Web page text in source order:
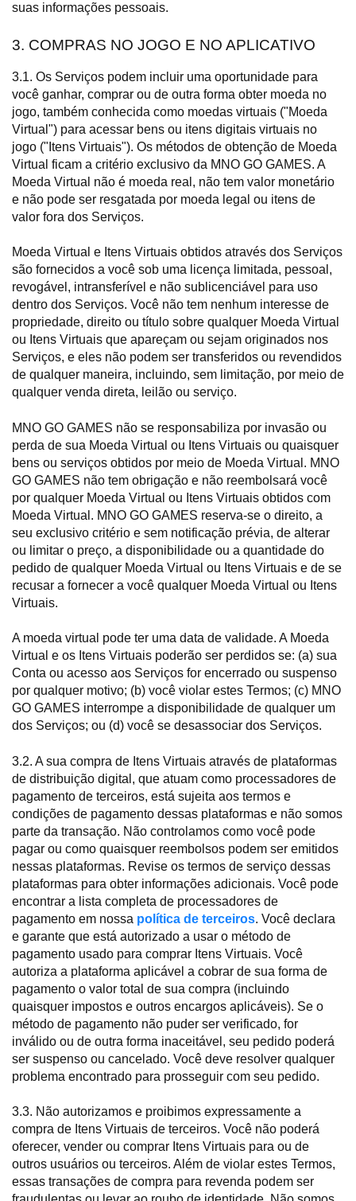
suas informações pessoais.
3. COMPRAS NO JOGO E NO APLICATIVO
3.1. Os Serviços podem incluir uma oportunidade para
você ganhar, comprar ou de outra forma obter moeda no
jogo, também conhecida como moedas virtuais ("Moeda
Virtual") para acessar bens ou itens digitais virtuais no
jogo ("Itens Virtuais"). Os métodos de obtenção de Moeda
Virtual ficam a critério exclusivo da MNO GO GAMES. A
Moeda Virtual não é moeda real, não tem valor monetário
e não pode ser resgatada por moeda legal ou itens de
valor fora dos Serviços.
Moeda Virtual e Itens Virtuais obtidos através dos Serviços
são fornecidos a você sob uma licença limitada, pessoal,
revogável, intransferível e não sublicenciável para uso
dentro dos Serviços. Você não tem nenhum interesse de
propriedade, direito ou título sobre qualquer Moeda Virtual
ou Itens Virtuais que apareçam ou sejam originados nos
Serviços, e eles não podem ser transferidos ou revendidos
de qualquer maneira, incluindo, sem limitação, por meio de
qualquer venda direta, leilão ou serviço.
MNO GO GAMES não se responsabiliza por invasão ou
perda de sua Moeda Virtual ou Itens Virtuais ou quaisquer
bens ou serviços obtidos por meio de Moeda Virtual. MNO
GO GAMES não tem obrigação e não reembolsará você
por qualquer Moeda Virtual ou Itens Virtuais obtidos com
Moeda Virtual. MNO GO GAMES reserva-se o direito, a
seu exclusivo critério e sem notificação prévia, de alterar
ou limitar o preço, a disponibilidade ou a quantidade do
pedido de qualquer Moeda Virtual ou Itens Virtuais e de se
recusar a fornecer a você qualquer Moeda Virtual ou Itens
Virtuais.
A moeda virtual pode ter uma data de validade. A Moeda
Virtual e os Itens Virtuais poderão ser perdidos se: (a) sua
Conta ou acesso aos Serviços for encerrado ou suspenso
por qualquer motivo; (b) você violar estes Termos; (c) MNO
GO GAMES interrompe a disponibilidade de qualquer um
dos Serviços; ou (d) você se desassociar dos Serviços.
3.2. A sua compra de Itens Virtuais através de plataformas
de distribuição digital, que atuam como processadores de
pagamento de terceiros, está sujeita aos termos e
condições de pagamento dessas plataformas e não somos
parte da transação. Não controlamos como você pode
pagar ou como quaisquer reembolsos podem ser emitidos
nessas plataformas. Revise os termos de serviço dessas
plataformas para obter informações adicionais. Você pode
encontrar a lista completa de processadores de
pagamento em nossa política de terceiros. Você declara
e garante que está autorizado a usar o método de
pagamento usado para comprar Itens Virtuais. Você
autoriza a plataforma aplicável a cobrar de sua forma de
pagamento o valor total de sua compra (incluindo
quaisquer impostos e outros encargos aplicáveis). Se o
método de pagamento não puder ser verificado, for
inválido ou de outra forma inaceitável, seu pedido poderá
ser suspenso ou cancelado. Você deve resolver qualquer
problema encontrado para prosseguir com seu pedido.
3.3. Não autorizamos e proibimos expressamente a
compra de Itens Virtuais de terceiros. Você não poderá
oferecer, vender ou comprar Itens Virtuais para ou de
outros usuários ou terceiros. Além de violar estes Termos,
essas transações de compra para revenda podem ser